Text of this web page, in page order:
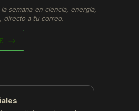
semana en ciencia, energía,
directo a tu correo.
→